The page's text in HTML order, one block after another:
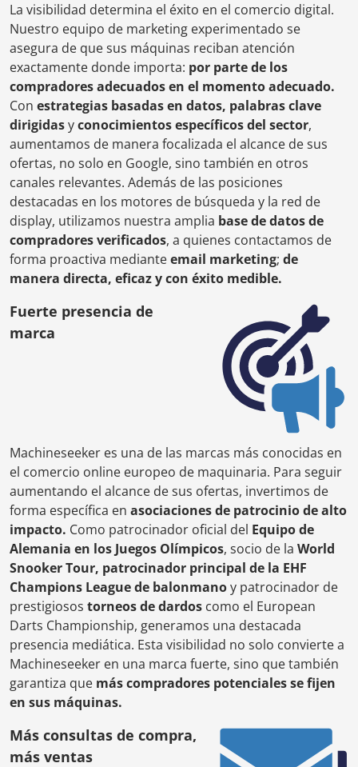
La visibilidad determina el éxito en el comercio digital.
Nuestro equipo de marketing experimentado se
asegura de que sus máquinas reciban atención
exactamente donde importa: por parte de los
compradores adecuados en el momento adecuado.
Con estrategias basadas en datos, palabras clave
dirigidasyconocimientos específicos del sector,
aumentamos de manera focalizada el alcance de sus
ofertas, no solo en Google, sino también en otros
canales relevantes. Además de las posiciones
destacadas en los motores de búsqueda y la red de
display, utilizamos nuestra amplia base de datos de
compradores verificados, a quienes contactamos de
forma proactiva medianteemail marketing; de
manera directa, eficaz y con éxito medible.
Fuerte presencia de
marca
Machineseeker es una de las marcas más conocidas en
el comercio online europeo de maquinaria. Para seguir
aumentando el alcance de sus ofertas, invertimos de
forma específica en asociaciones de patrocinio de alto
impacto. Como patrocinador oficial del Equipo de
Alemania en los Juegos Olímpicos, socio de la World
Snooker Tour, patrocinador principal de la EHF
Champions League de balonmanoy patrocinador de
prestigiosos torneos de dardos como el European
Darts Championship, generamos una destacada
presencia mediática. Esta visibilidad no solo convierte a
Machineseeker en una marca fuerte, sino que también
garantiza que más compradores potenciales se fijen
en sus máquinas.
Más consultas de compra,
más ventas